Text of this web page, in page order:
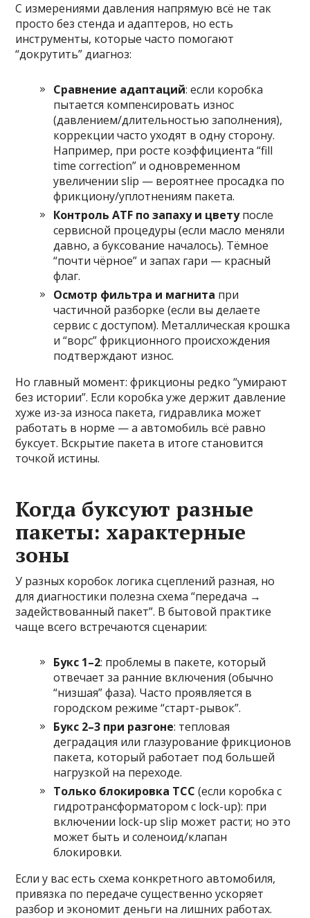
С измерениями давления напрямую всё не так
просто без стенда и адаптеров, но есть
инструменты, которые часто помогают
“докрутить” диагноз:
Сравнение адаптаций: если коробка
пытается компенсировать износ
(давлением/длительностью заполнения),
коррекции часто уходят в одну сторону.
Например, при росте коэффициента “fill
time correction” и одновременном
увеличении slip — вероятнее просадка по
фрикциону/уплотнениям пакета.
Контроль ATF по запаху и цветупосле
сервисной процедуры (если масло меняли
давно, а буксование началось). Тёмное
“почти чёрное” и запах гари — красный
флаг.
Осмотр фильтра и магнита при
частичной разборке (если вы делаете
сервис с доступом). Металлическая крошка
и “ворс” фрикционного происхождения
подтверждают износ.
Но главный момент: фрикционы редко “умирают
без истории”. Если коробка уже держит давление
хуже из-за износа пакета, гидравлика может
работать в норме — а автомобиль всё равно
буксует. Вскрытие пакета в итоге становится
точкой истины.
Когда буксуют разные
пакеты: характерные
зоны
У разных коробок логика сцеплений разная, но
для диагностики полезна схема “передача →
задействованный пакет”. В бытовой практике
чаще всего встречаются сценарии:
Букс 1–2: проблемы в пакете, который
отвечает за ранние включения (обычно
“низшая” фаза). Часто проявляется в
городском режиме “старт-рывок”.
Букс 2–3 при разгоне: тепловая
деградация или глазурование фрикционов
пакета, который работает под большей
нагрузкой на переходе.
Только блокировка TCC (если коробка с
гидротрансформатором с lock-up): при
включении lock-up slip может расти; но это
может быть и соленоид/клапан
блокировки.
Если у вас есть схема конкретного автомобиля,
привязка по передаче существенно ускоряет
разбор и экономит деньги на лишних работах.